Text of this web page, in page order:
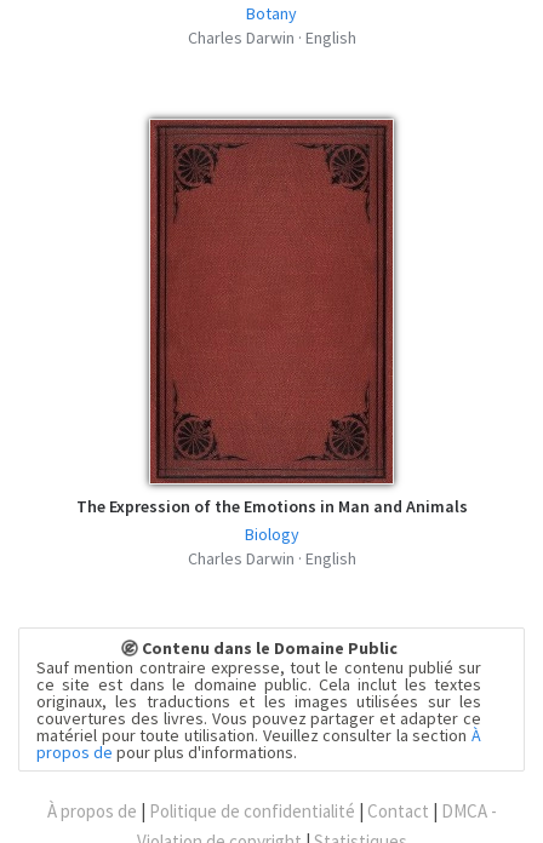
Botany
Charles Darwin · English
The Expression of the Emotions in Man and Animals
Biology
Charles Darwin · English
Contenu dans le Domaine Public
Sauf mention contraire expresse, tout le contenu publié sur
ce site est dans le domaine public. Cela inclut les textes
originaux, les traductions et les images utilisées sur les
couvertures des livres. Vous pouvez partager et adapter ce
matériel pour toute utilisation. Veuillez consulter la section À
propos de pour plus d'informations.
À propos de Politique de confidentialité Contact
DMCA -